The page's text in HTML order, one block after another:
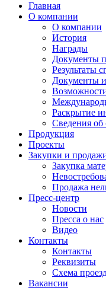
Главная
О компании
О компании
История
Награды
Документы
Результаты
Документы
Раскрытие
Сведения об
Продукция
Проекты
Закупки и
Закупка
Продажа
Пресс-центр
Новости
Пресса о нас
Видео
Контакты
Контакты
Реквизиты
Схема
Вакансии